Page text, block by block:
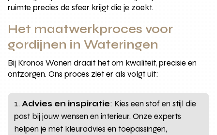
ruimte precies de sfeer krijgt die je zoekt.
Het maatwerkproces voor
gordijnen in Wateringen
Bij Kronos Wonen draait het om kwaliteit, precisie en
ontzorgen. Ons proces ziet er als volgt uit:
Advies en inspiratie: Kies een stof en stijl die
past bij jouw wensen en interieur. Onze experts
helpen je met kleuradvies en toepassingen,